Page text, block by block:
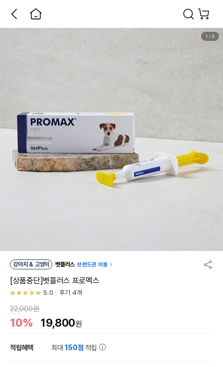
1 /4
강아지 & 고양이 벳플러스 브랜드관 이동
[상품중단]벳플러스 프로멕스
5.0 후기 4개
22,000원
10% 19,800원
적립혜택 최대150점 적립